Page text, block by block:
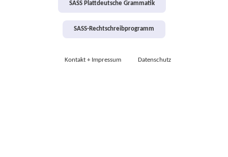
SASS Plattdeutsche Grammatik
SASS-Rechtschreibprogramm
Kontakt + Impressum Datenschutz